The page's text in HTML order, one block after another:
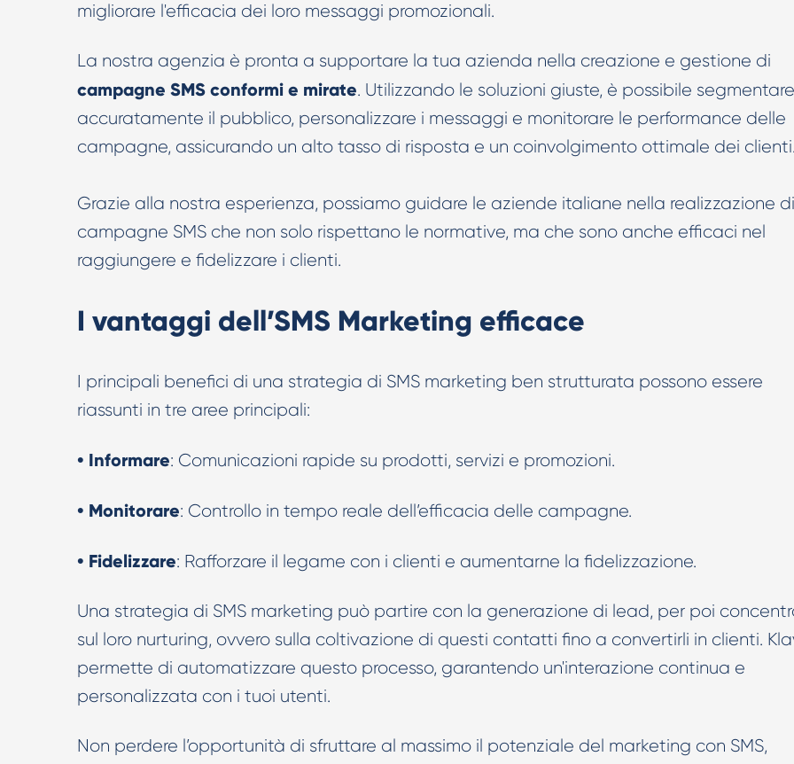
migliorare l'efficacia dei loro messaggi promozionali.
La nostra agenzia è pronta a supportare la tua azienda nella creazione e gestione di
campagne SMS conformi e mirate. Utilizzando le soluzioni giuste, è possibile segmentare
accuratamente il pubblico, personalizzare i messaggi e monitorare le performance delle
campagne, assicurando un alto tasso di risposta e un coinvolgimento ottimale dei clienti.
Grazie alla nostra esperienza, possiamo guidare le aziende italiane nella realizzazione di
campagne SMS che non solo rispettano le normative, ma che sono anche efficaci nel
raggiungere e fidelizzare i clienti.
I vantaggi dell’SMS Marketing efficace
I principali benefici di una strategia di SMS marketing ben strutturata possono essere
riassunti in tre aree principali:
• Informare: Comunicazioni rapide su prodotti, servizi e promozioni.
• Monitorare: Controllo in tempo reale dell’efficacia delle campagne.
• Fidelizzare: Rafforzare il legame con i clienti e aumentarne la fidelizzazione.
Una strategia di SMS marketing può partire con la generazione di lead, per poi
sul loro nurturing, ovvero sulla coltivazione di questi contatti fino a convertirli in clienti.
permette di automatizzare questo processo, garantendo un'interazione continua e
personalizzata con i tuoi utenti.
Non perdere l’opportunità di sfruttare al massimo il potenziale del marketing con SMS,